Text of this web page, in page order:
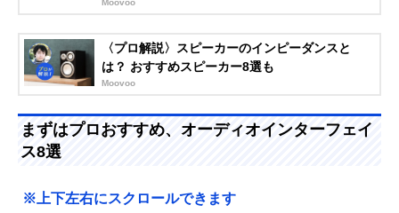
〈プロ解説〉スピーカーのインピーダンスと
は？ おすすめスピーカー8選も
Moovoo
まずはプロおすすめ、オーディオインターフェイ
ス8選
※上下左右にスクロールできます